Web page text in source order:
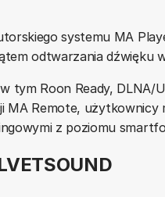
systemu MA
odtwarzania dźwięku
tym Roon Ready,
MA Remote, użytkownicy
z poziomu